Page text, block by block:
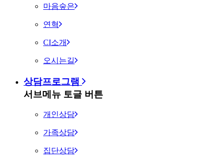
마음숲은
연혁
CI소개
오시는길
상담프로그램
서브메뉴 토글 버튼
개인상담
가족상담
집단상담